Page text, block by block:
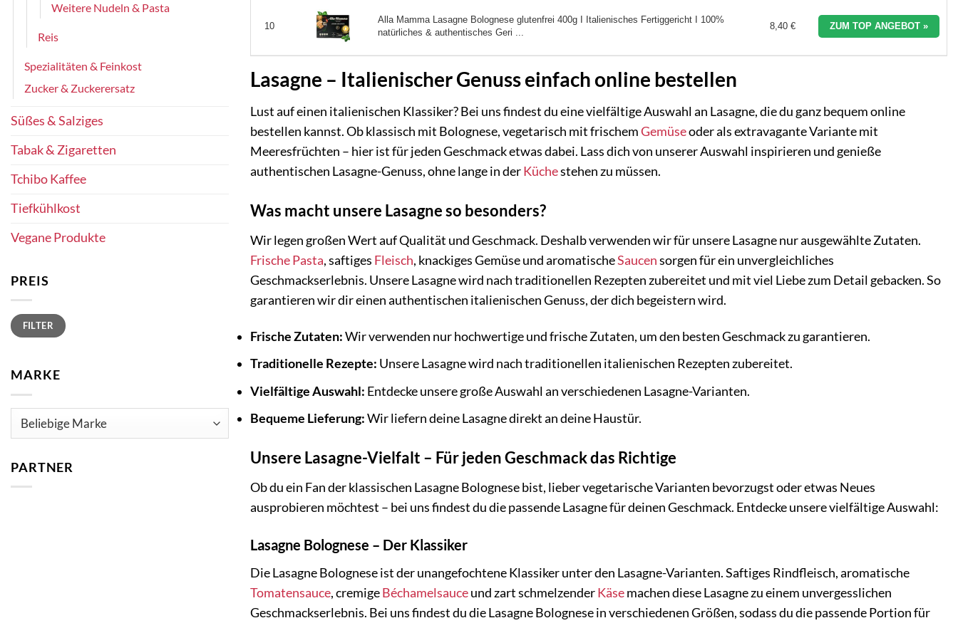
Weitere Nudeln & Pasta
Reis
Spezialitäten & Feinkost
Zucker & Zuckerersatz
Süßes & Salziges
Tabak & Zigaretten
Tchibo Kaffee
Tiefkühlkost
Vegane Produkte
PREIS
Min.
Preis
Max.
PreisFILTER
MARKE
PARTNER
10
Alla Mamma Lasagne Bolognese glutenfrei 400g I Italienisches Fertiggericht I 100%
natürliches & authentisches Geri ...
8,40 € ZUM TOP ANGEBOT »
Lasagne – Italienischer Genuss einfach online bestellen
Lust auf einen italienischen Klassiker? Bei uns findest du eine vielfältige Auswahl an Lasagne, die du ganz bequem online
bestellen kannst. Ob klassisch mit Bolognese, vegetarisch mit frischemGemüseoder als extravagante Variante mit
Meeresfrüchten – hier ist für jeden Geschmack etwas dabei. Lass dich von unserer Auswahl inspirieren und genieße
authentischen Lasagne-Genuss, ohne lange in derKüchestehen zu müssen.
Was macht unsere Lasagne so besonders?
Wir legen großen Wert auf Qualität und Geschmack. Deshalb verwenden wir für unsere Lasagne nur ausgewählte Zutaten.
FrischePasta, saftiges Fleisch, knackiges Gemüse und aromatischeSaucensorgen für ein unvergleichliches
Geschmackserlebnis. Unsere Lasagne wird nach traditionellen Rezepten zubereitet und mit viel Liebe zum Detail gebacken. So
garantieren wir dir einen authentischen italienischen Genuss, der dich begeistern wird.
Frische Zutaten:Wir verwenden nur hochwertige und frische Zutaten, um den besten Geschmack zu garantieren.
Traditionelle Rezepte: Unsere Lasagne wird nach traditionellen italienischen Rezepten zubereitet.
Vielfältige Auswahl: Entdecke unsere große Auswahl an verschiedenen Lasagne-Varianten.
Bequeme Lieferung:Wir liefern deine Lasagne direkt an deine Haustür.
Unsere Lasagne-Vielfalt – Für jeden Geschmack das Richtige
Ob du ein Fan der klassischen Lasagne Bolognese bist, lieber vegetarische Varianten bevorzugst oder etwas Neues
ausprobieren möchtest – bei uns findest du die passende Lasagne für deinen Geschmack. Entdecke unsere vielfältige Auswahl:
Lasagne Bolognese – Der Klassiker
Die Lasagne Bolognese ist der unangefochtene Klassiker unter den Lasagne-Varianten. Saftiges Rindfleisch, aromatische
Tomatensauce, cremigeBéchamelsauceund zart schmelzenderKäsemachen diese Lasagne zu einem unvergesslichen
Geschmackserlebnis. Bei uns findest du die Lasagne Bolognese in verschiedenen Größen, sodass du die passende Portion für